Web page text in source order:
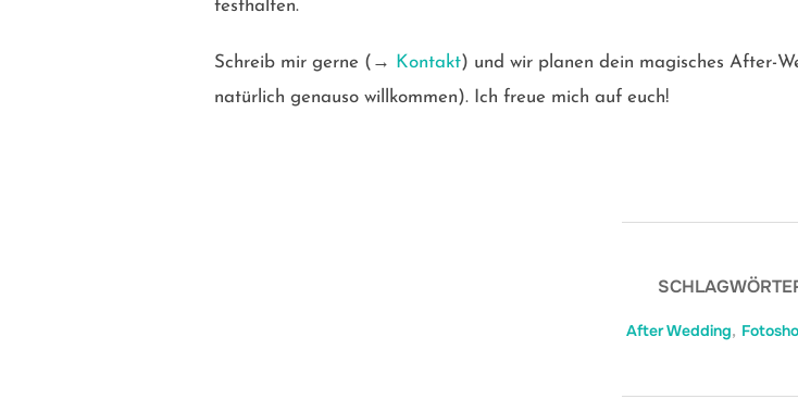
festhalten.
Schreib mir gerne (→ Kontakt) und wir planen dein magisches After-
natürlich genauso willkommen). Ich freue mich auf euch!
After Wedding,